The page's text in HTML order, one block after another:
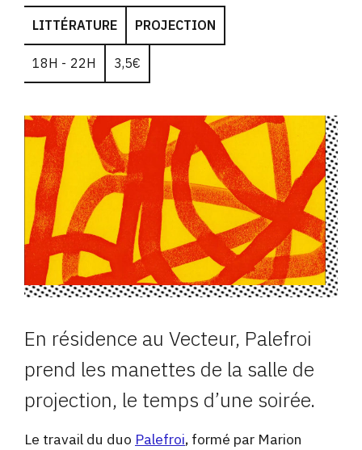
LITTÉRATURE PROJECTION
18H - 22H 3,5€
En résidence au Vecteur, Palefroi
prend les manettes de la salle de
projection, le temps d’une soirée.
Le travail du duo Palefroi, formé par Marion